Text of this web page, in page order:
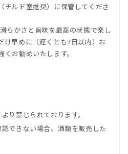
チルド室推奨）に保管してくださ
らかさと旨味を最高の状態で楽し
け早めに（遅くとも7日以内）お
お勧めいたします。
り禁じられております。
できない場合、酒類を販売した